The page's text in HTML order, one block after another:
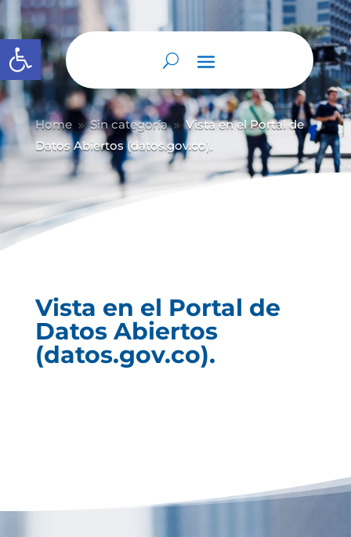
Abrir barra de herramientas
Home 9 Sin categoría 9 Vista en el Portal de
Datos Abiertos (datos.gov.co).
Vista en el Portal de
Datos Abiertos
(datos.gov.co).